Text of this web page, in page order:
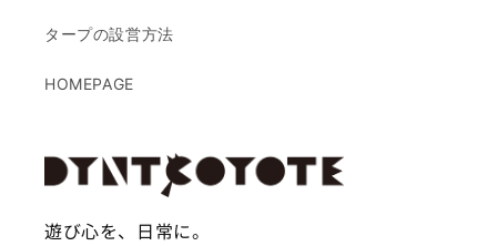
タープの設営方法
HOMEPAGE
遊び心を、日常に。